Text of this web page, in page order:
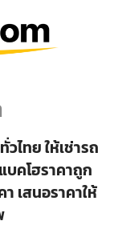
ไทย ให้เช่ารถ
บคโฮราคาถูก
เสนอราคาให้